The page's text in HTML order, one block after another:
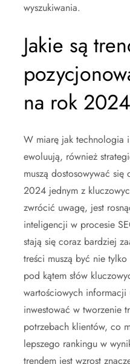
wyszukiwania.
Jakie są
na rok 2024
W miarę jak technologia
ewoluują, również
muszą dostosowywać
2024 jednym z
zwrócić uwagę, jest
inteligencji w procesie
stają się coraz bardziej
treści muszą być nie
pod kątem słów
wartościowych
inwestować w tworzenie
potrzebach klientów, co
lepszego rankingu w
trendem jest wzrost